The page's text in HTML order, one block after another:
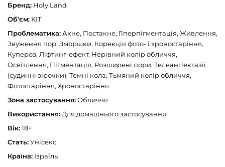
Бренд: Holy Land
Об'єм: KIT
Проблематика:Акне, Постакне, Гіперпігментація, Живлення,
Звуження пор, Зморшки, Корекція фото- і хроностаріння,
Купероз, Ліфтинг-ефект, Нерівний колір обличчя,
Освітлення, Пігментація, Розширені пори, Телеангіектазії
(судинні зірочки), Темні кола, Тьмяний колір обличчя,
Фотостаріння, Хроностаріння
Зона застосування:Обличчя
Використання: Для домашнього застосування
Вік:18+
Стать:Унісекс
Країна: Ізраїль